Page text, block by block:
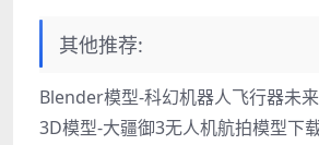
其他推荐:
Blender模型-科幻机器人飞行器未
3D模型-大疆御3无人机航拍模型下